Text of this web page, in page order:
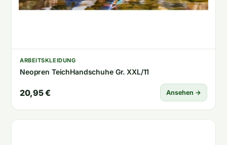
ARBEITSKLEIDUNG
Neopren TeichHandschuhe Gr. XXL/11
20,95 € Ansehen →